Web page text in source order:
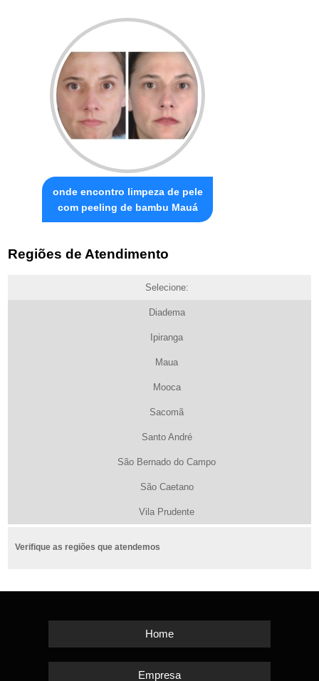
onde encontro limpeza de pele
com peeling de bambu Mauá
Regiões de Atendimento
Selecione:
Diadema
Ipiranga
Maua
Mooca
Sacomã
Santo André
São Bernado do Campo
São Caetano
Vila Prudente
Verifique as regiões que atendemos
Home
Empresa